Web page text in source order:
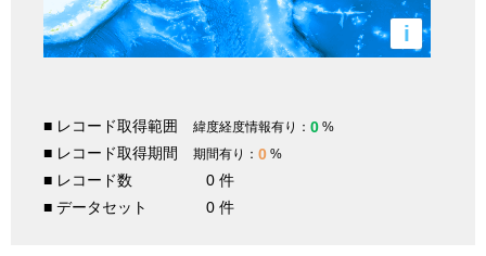
i
■ レコード取得範囲 緯度経度情報有り： 0 %
■ レコード取得期間 期間有り： 0 %
■ レコード数
0 件
■ データセット
0 件